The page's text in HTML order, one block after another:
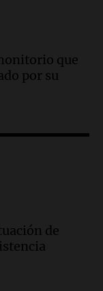
informe
que
por su
de